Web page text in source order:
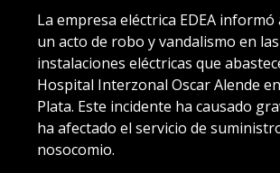
La empresa eléctrica EDEA
un acto de robo y vandalismo en las
instalaciones eléctricas que
Hospital Interzonal Oscar Alende
Plata. Este incidente ha causado
ha afectado el servicio de
nosocomio.